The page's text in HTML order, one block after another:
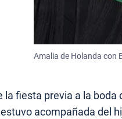
Amalia de Holanda con
la fiesta previa a la boda
acompañada del